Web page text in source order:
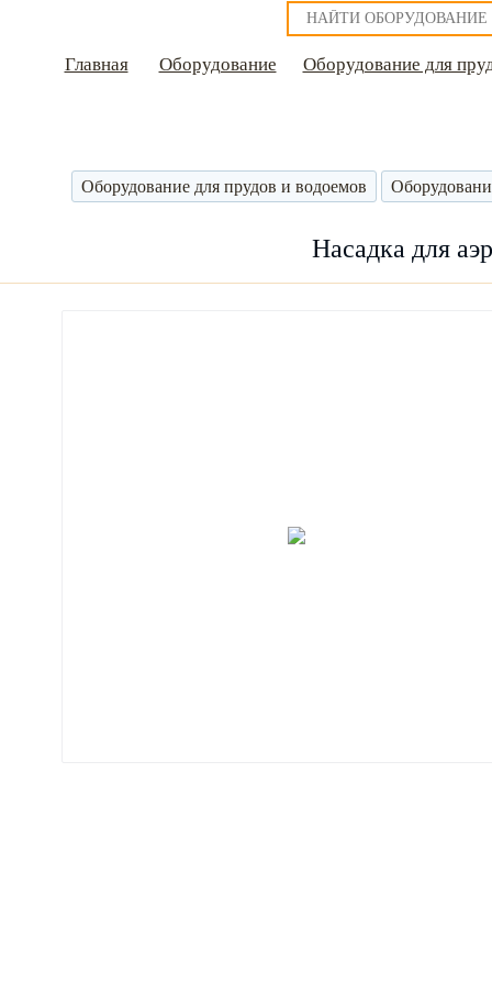
Главная Оборудование Оборудование для
Оборудование для прудов и водоемов
Насадка для